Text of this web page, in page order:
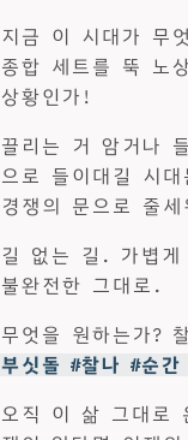
지금 이 시대가 무
종합 세트를 뚝 노
상황인가!
끌리는 거 암거나
으로 들이대길 시
경쟁의 문으로 줄
길 없는 길. 가볍
불완전한 그대로.
무엇을 원하는가?
부싯돌 #찰나 #순
오직 이 삶 그대로